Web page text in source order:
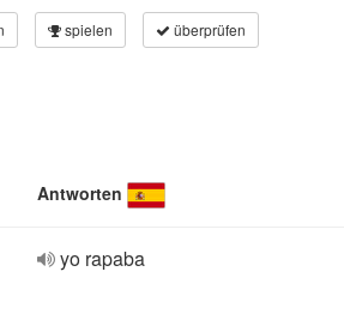
spielen überprüfen
Antworten
yo rapaba